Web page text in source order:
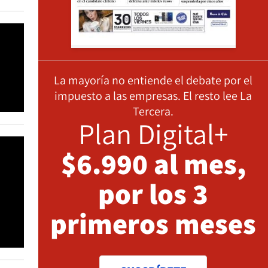
La mayoría no entiende el debate por el
impuesto a las empresas. El resto lee La
Tercera.
Plan Digital+
$6.990 al mes,
por los 3
primeros meses